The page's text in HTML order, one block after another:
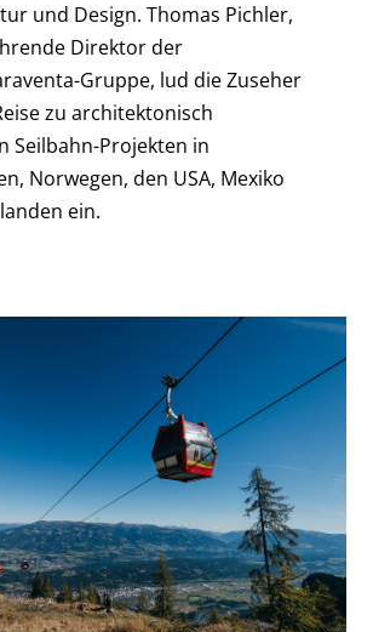
und Design. Thomas Pichler,
Direktor der
Gruppe, lud die Zuseher
zu architektonisch
Seilbahn-Projekten in
Norwegen, den USA, Mexiko
ein.